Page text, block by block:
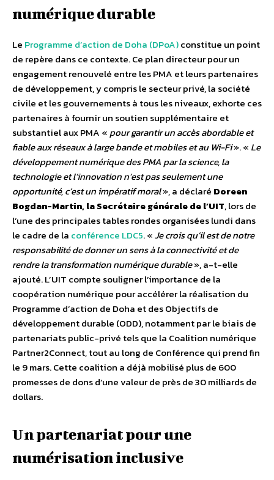
numérique durable
Le Programme d’action de Doha (DPoA)constitue un point
de repère dans ce contexte. Ce plan directeur pour un
engagement renouvelé entre les PMA et leurs partenaires
de développement, y compris le secteur privé, la société
civile et les gouvernements à tous les niveaux, exhorte ces
partenaires à fournir un soutien supplémentaire et
substantiel aux PMA «pour garantir un accès abordable et
fiable aux réseaux à large bande et mobiles et au Wi-Fi».« Le
développement numérique des PMA par la science, la
technologie et l’innovation n’est pas seulement une
opportunité, c’est un impératif moral», a déclaré Doreen
Bogdan-Martin, la Secrétaire générale de l’UIT, lors de
l’une des principales tables rondes organisées lundi dans
le cadre de la conférence LDC5. «Je crois qu’il est de notre
responsabilité de donner un sens à la connectivité et de
rendre la transformation numérique durable», a-t-elle
ajouté.L’UIT compte souligner l’importance de la
coopération numérique pour accélérer la réalisation du
Programme d’action de Doha et des Objectifs de
développement durable (ODD), notamment par le biais de
partenariats public-privé tels que la Coalition numérique
Partner2Connect, tout au long de Conférence qui prend fin
le 9 mars. Cette coalition a déjà mobilisé plus de 600
promesses de dons d’une valeur de près de 30 milliards de
dollars.
Un partenariat pour une
numérisation inclusive